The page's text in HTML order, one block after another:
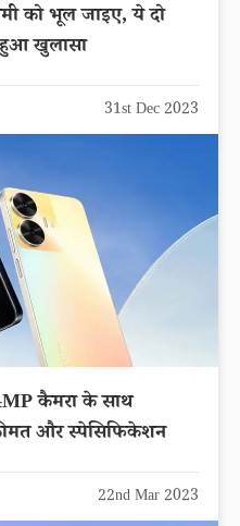
को भूल जाइए, ये दो
खुलासा
31st Dec 2023
कैमरा के साथ
और स्पेसिफिकेशन
22nd Mar 2023